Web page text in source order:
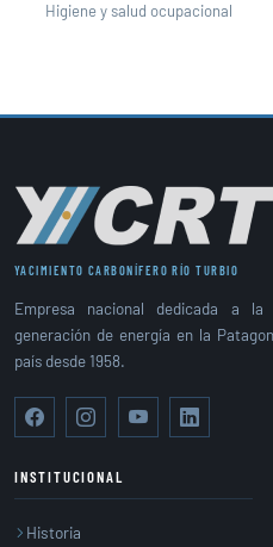
Higiene y salud ocupacional
YACIMIENTO CARBONÍFERO RÍO TURBIO
Empresa nacional dedicada a
generación de energía en la
país desde 1958.
INSTITUCIONAL
Historia